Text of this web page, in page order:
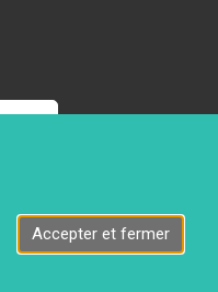
Inc. 2026
Accepter et fermer